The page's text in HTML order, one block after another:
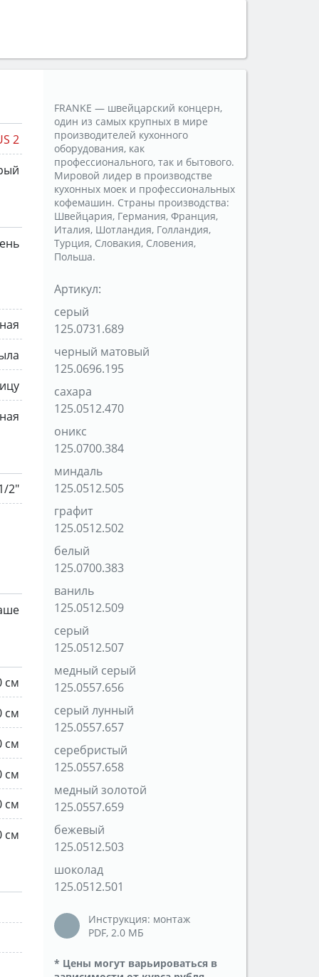
2
2"
см
см
см
см
см
см
FRANKE — швейцарский концерн,
один из самых крупных в мире
производителей кухонного
оборудования, как
профессионального, так и бытового.
Мировой лидер в производстве
кухонных моек и профессиональных
кофемашин. Страны производства:
Швейцария, Германия, Франция,
Италия, Шотландия, Голландия,
Турция, Словакия, Словения,
Польша.
Артикул:
серый
125.0731.689
черный матовый
125.0696.195
сахара
125.0512.470
оникс
125.0700.384
миндаль
125.0512.505
графит
125.0512.502
белый
125.0700.383
ваниль
125.0512.509
серый
125.0512.507
медный серый
125.0557.656
серый лунный
125.0557.657
серебристый
125.0557.658
медный золотой
125.0557.659
бежевый
125.0512.503
шоколад
125.0512.501
Инструкция: монтаж
PDF, 2.0 MБ
* Цены могут варьироваться в